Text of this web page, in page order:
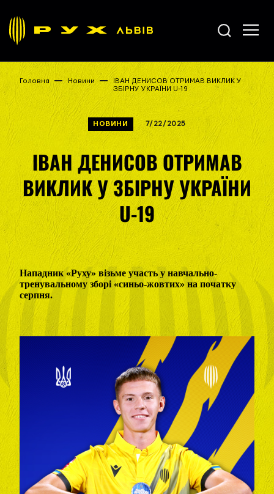
Головна Новини
ІВАН ДЕНИСОВ ОТРИМАВ ВИКЛИК У
ЗБІРНУ УКРАЇНИ U-19
НОВИНИ 7/22/2025
ІВАН ДЕНИСОВ ОТРИМАВ
ВИКЛИК У ЗБІРНУ УКРАЇНИ
U-19
Нападник «Руху» візьме участь у навчально-
тренувальному зборі «синьо-жовтих» на початку
серпня.